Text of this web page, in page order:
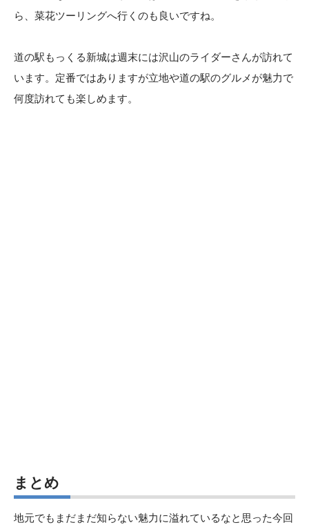
ら、菜花ツーリングへ行くのも良いですね。
道の駅もっくる新城は週末には沢山のライダーさんが訪れて
います。定番ではありますが立地や道の駅のグルメが魅力で
何度訪れても楽しめます。
まとめ
地元でもまだまだ知らない魅力に溢れているなと思った今回